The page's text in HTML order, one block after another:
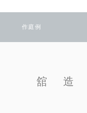
舘 造
作庭例